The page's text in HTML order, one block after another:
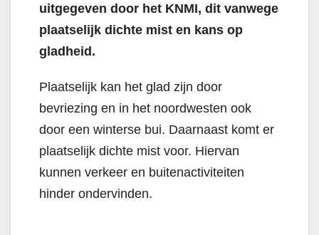
uitgegeven door het KNMI, dit vanwege
plaatselijk dichte mist en kans op
gladheid.
Plaatselijk kan het glad zijn door
bevriezing en in het noordwesten ook
door een winterse bui. Daarnaast komt er
plaatselijk dichte mist voor. Hiervan
kunnen verkeer en buitenactiviteiten
hinder ondervinden.